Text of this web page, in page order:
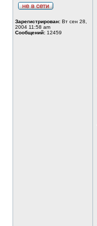
Зарегистрирован: Вт сен 28,
2004 11:58 am
Сообщений: 12459